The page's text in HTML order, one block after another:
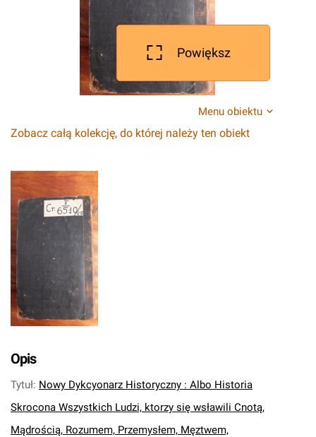
Powiększ
Menu obiektu
Zobacz całą kolekcję, do której należy ten obiekt
Opis
Tytuł: Nowy Dykcyonarz Historyczny : Albo Historia
Skrocona Wszystkich Ludzi, ktorzy się wsławili Cnotą,
Mądrością, Rozumem, Przemysłem, Męztwem,